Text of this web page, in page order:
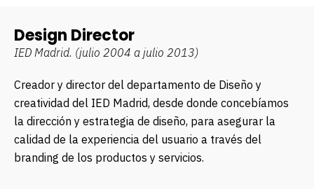
Design Director
IED Madrid. (julio 2004 a julio 2013)
Creador y director del departamento de Diseño y
creatividad del IED Madrid, desde donde concebíamos
la dirección y estrategia de diseño, para asegurar la
calidad de la experiencia del usuario a través del
branding de los productos y servicios.